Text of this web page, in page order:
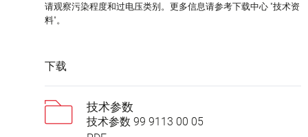
请观察污染程度和过电压类别。更多信息请参考下载中心 "技术资
料"。
下载
技术参数
技术参数 99 9113 00 05